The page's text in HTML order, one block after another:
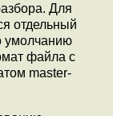
Для
отдельный
умолчанию
файла с
master-